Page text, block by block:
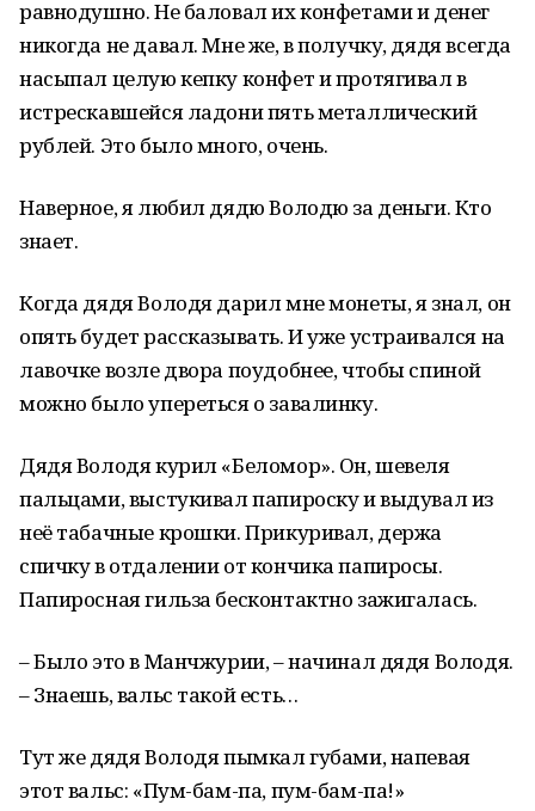
равнодушно. Не баловал их конфетами и денег
никогда не давал. Мне же, в получку, дядя всегда
насыпал целую кепку конфет и протягивал в
истрескавшейся ладони пять металлический
рублей. Это было много, очень.
Наверное, я любил дядю Володю за деньги. Кто
знает.
Когда дядя Володя дарил мне монеты, я знал, он
опять будет рассказывать. И уже устраивался на
лавочке возле двора поудобнее, чтобы спиной
можно было упереться о завалинку.
Дядя Володя курил «Беломор». Он, шевеля
пальцами, выстукивал папироску и выдувал из
неё табачные крошки. Прикуривал, держа
спичку в отдалении от кончика папиросы.
Папиросная гильза бесконтактно зажигалась.
– Было это в Манчжурии, – начинал дядя Володя.
– Знаешь, вальс такой есть…
Тут же дядя Володя пымкал губами, напевая
этот вальс: «Пум-бам-па, пум-бам-па!»